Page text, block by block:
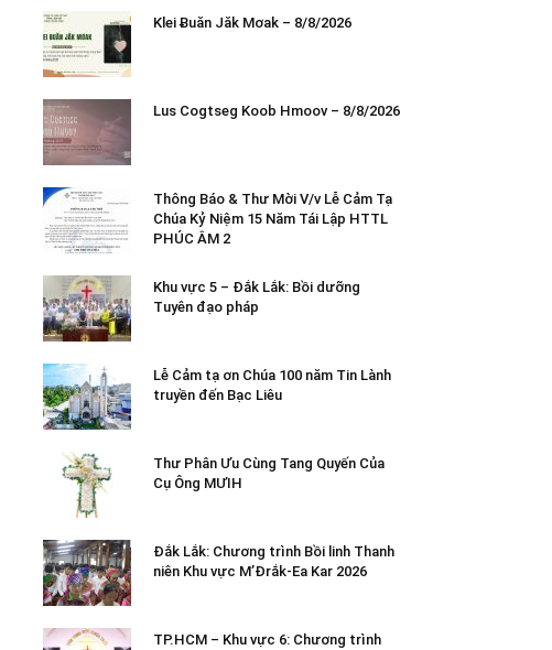
Klei Ƀuăn Jăk Mơak – 8/8/2026
Lus Cogtseg Koob Hmoov – 8/8/2026
Thông Báo & Thư Mời V/v Lễ Cảm Tạ
Chúa Kỷ Niệm 15 Năm Tái Lập HTTL
PHÚC ÂM 2
Khu vực 5 – Đắk Lắk: Bồi dưỡng
Tuyên đạo pháp
Lễ Cảm tạ ơn Chúa 100 năm Tin Lành
truyền đến Bạc Liêu
Thư Phân Ưu Cùng Tang Quyến Của
Cụ Ông MƯIH
Đắk Lắk: Chương trình Bồi linh Thanh
niên Khu vực M’Đrắk-Ea Kar 2026
TP.HCM – Khu vực 6: Chương trình